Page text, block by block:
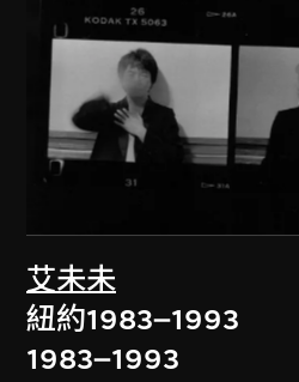
艾未未
紐約1983–1993
1983–1993